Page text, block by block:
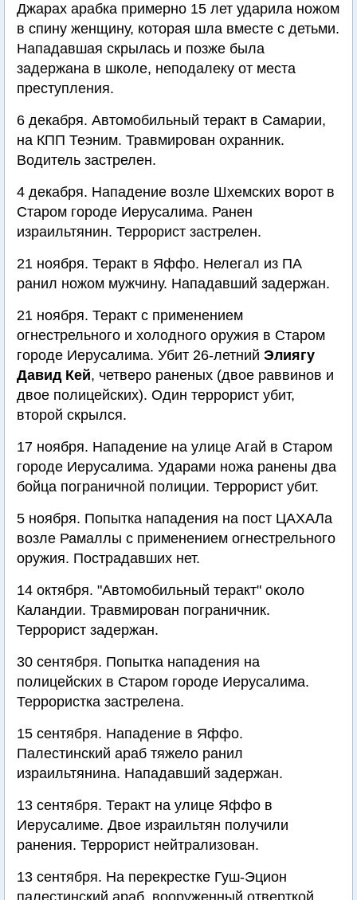
Джарах арабка примерно 15 лет ударила ножом
в спину женщину, которая шла вместе с детьми.
Нападавшая скрылась и позже была
задержана в школе, неподалеку от места
преступления.
6 декабря. Автомобильный теракт в Самарии,
на КПП Теэним. Травмирован охранник.
Водитель застрелен.
4 декабря. Нападение возле Шхемских ворот в
Старом городе Иерусалима. Ранен
израильтянин. Террорист застрелен.
21 ноября. Теракт в Яффо. Нелегал из ПА
ранил ножом мужчину. Нападавший задержан.
21 ноября. Теракт с применением
огнестрельного и холодного оружия в Старом
городе Иерусалима. Убит 26-летний Элиягу
Давид Кей, четверо раненых (двое раввинов и
двое полицейских). Один террорист убит,
второй скрылся.
17 ноября. Нападение на улице Агай в Старом
городе Иерусалима. Ударами ножа ранены два
бойца пограничной полиции. Террорист убит.
5 ноября. Попытка нападения на пост ЦАХАЛа
возле Рамаллы с применением огнестрельного
оружия. Пострадавших нет.
14 октября. "Автомобильный теракт" около
Каландии. Травмирован пограничник.
Террорист задержан.
30 сентября. Попытка нападения на
полицейских в Старом городе Иерусалима.
Террористка застрелена.
15 сентября. Нападение в Яффо.
Палестинский араб тяжело ранил
израильтянина. Нападавший задержан.
13 сентября. Теракт на улице Яффо в
Иерусалиме. Двое израильтян получили
ранения. Террорист нейтрализован.
13 сентября. На перекрестке Гуш-Эцион
палестинский араб, вооруженный отверткой,